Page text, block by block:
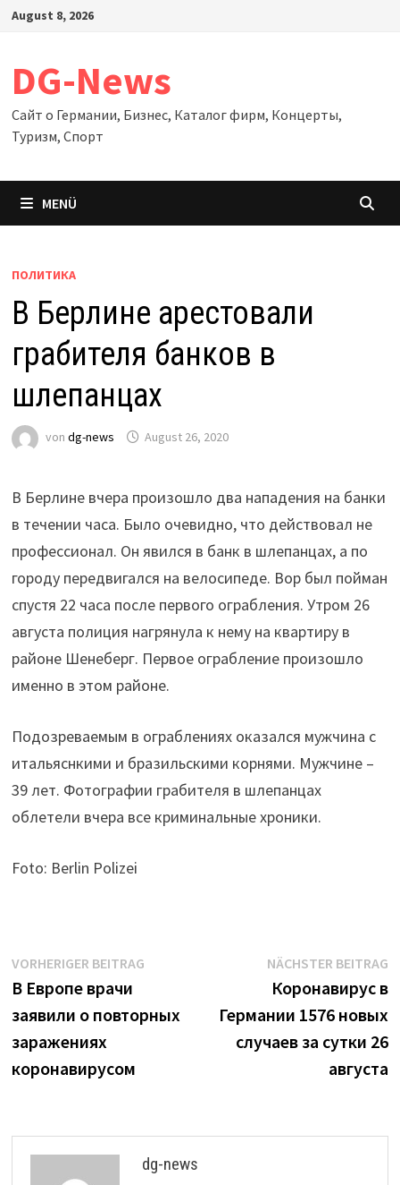
Zum
August 8, 2026
DG-News
Сайт о Германии, Бизнес, Каталог фирм, Концерты,
Туризм, Спорт
MENÜ
ПОЛИТИКА
В Берлине арестовали
грабителя банков в
шлепанцах
von dg-news August 26, 2020
В Берлине вчера произошло два нападения на банки
в течении часа. Было очевидно, что действовал не
профессионал. Он явился в банк в шлепанцах, а по
городу передвигался на велосипеде. Вор был пойман
спустя 22 часа после первого ограбления. Утром 26
августа полиция нагрянула к нему на квартиру в
районе Шенеберг. Первое ограбление произошло
именно в этом районе.
Подозреваемым в ограблениях оказался мужчина с
итальяснкими и бразильскими корнями. Мужчине –
39 лет. Фотографии грабителя в шлепанцах
облетели вчера все криминальные хроники.
Foto: Berlin Polizei
Beitrags-
Navigation
VORHERIGER BEITRAGVorheriger
В Европе врачи
заявили о повторных
заражениях
коронавирусом
NÄCHSTER BEITRAG
Коронавирус в
Германии 1576 новых
случаев за сутки 26
августа
dg-news